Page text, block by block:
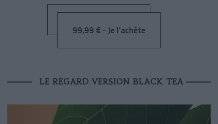
99,99 € - Je l’achète
LE REGARD VERSION BLACK TEA